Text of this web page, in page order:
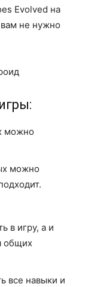
Evolved на
не нужно
можно
можно
в игру, а и
общих
все навыки и